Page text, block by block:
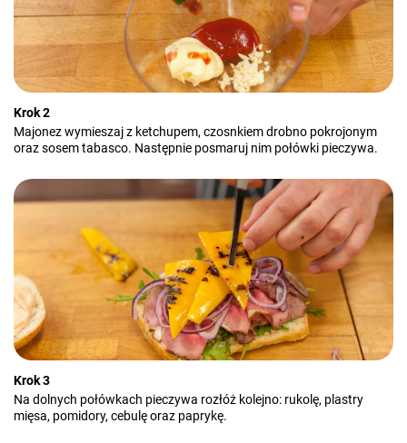
Krok 2
Majonez wymieszaj z ketchupem, czosnkiem drobno pokrojonym
oraz sosem tabasco. Następnie posmaruj nim połówki pieczywa.
Krok 3
Na dolnych połówkach pieczywa rozłóż kolejno: rukolę, plastry
mięsa, pomidory, cebulę oraz paprykę.